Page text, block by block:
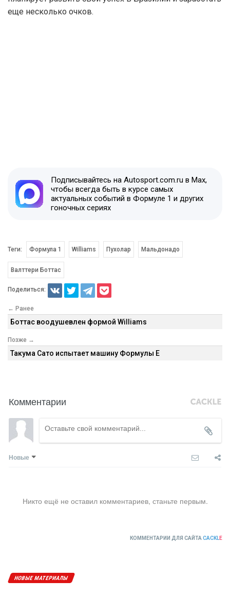
еще несколько очков.
Подписывайтесь на Autosport.com.ru в Max,
чтобы всегда быть в курсе самых
актуальных событий в Формуле 1 и других
гоночных сериях
Теги: Формула 1 Williams Пухолар Мальдонадо
Валттери Боттас
Поделиться:
← Ранее
Боттас воодушевлен формой Williams
Позже →
Такума Сато испытает машину Формулы Е
Комментарии
Новые
Никто ещё не оставил комментариев, станьте первым.
КОММЕНТАРИИ ДЛЯ САЙТА CACKLE
НОВЫЕ МАТЕРИАЛЫ